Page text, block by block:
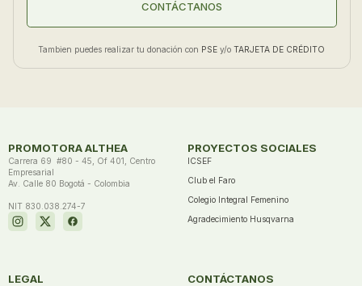
CONTÁCTANOS
Tambien puedes realizar tu donación con PSE y/oTARJETA DE CRÉDITO
PROMOTORA ALTHEA
Carrera 69 #80 - 45, Of 401, Centro
Empresarial
Av. Calle 80 Bogotá - Colombia
NIT 830.038.274-7
PROYECTOS SOCIALES
ICSEF
Club el Faro
Colegio Integral Femenino
Agradecimiento Husqvarna
LEGAL CONTÁCTANOS